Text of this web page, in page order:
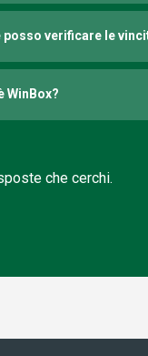
posso verificare le
WinBox?
che cerchi.